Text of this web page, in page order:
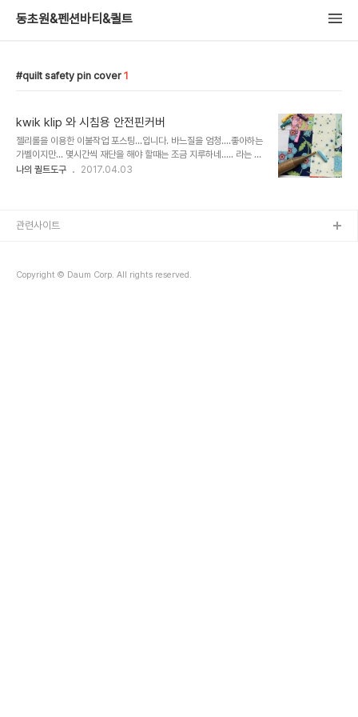
동초원&펜션바티&퀼트
quilt safety pin cover 1
kwik klip 와 시침용 안전핀커버
젤리롤을 이용한 이불작업 포스팅...입니다. 바느질을 엄청....좋아하는
가벨이지만... 몇시간씩 재단을 해야 할때는 조금 지루하네..... 라는 생
각을 아주 가끔..합니다.^^ 바느질하는 사람들..다 비슷비슷한가봐요
나의 퀼트도구 2017.04.03
Copyright © Daum Corp. All rights reserved.
관련사이트